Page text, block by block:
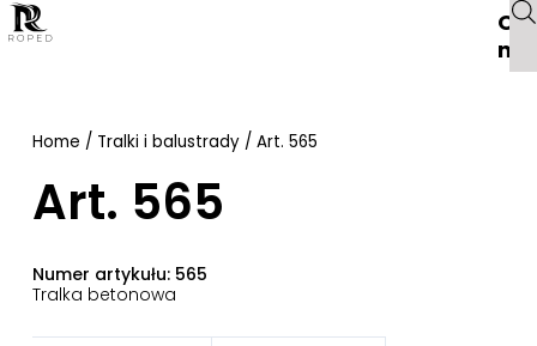
O
Home / Tralki i balustrady/ Art. 565
Art. 565
Numer artykułu: 565
Tralka betonowa